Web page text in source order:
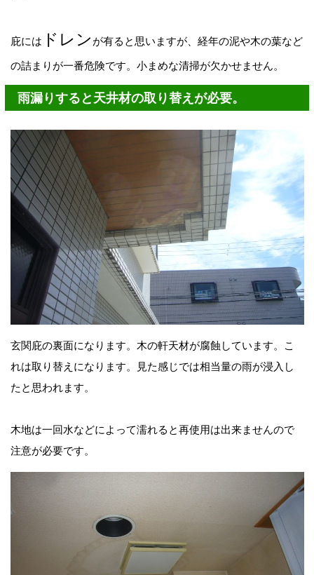
庇には ドレン が有ると思いますが、経年の泥や木の葉など
の詰まりが一番危険です。小まめな清掃が欠かせません。
雨漏りすると天井材の取り替えが必要。
玄関庇の裏面になります。木の軒天材が腐蝕しています。こ
れは取り替えになります。見た感じでは相当量の雨が浸入し
たと思われます。
木地は一回水などによって濡れると再使用は出来ませんので
注意が必要です。